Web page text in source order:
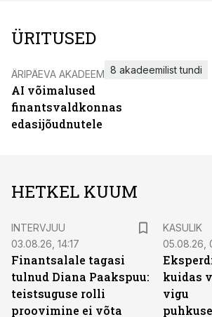
ÜRITUSED
ÄRIPÄEVA AKADEEMIA
AI võimalused
finantsvaldkonnas
edasijõudnutele
8 akadeemilist tundi
HETKEL KUUM
INTERVJUU
03.08.26, 14:17
Finantsalale tagasi
tulnud Diana Paakspuu:
teistsuguse rolli
proovimine ei võta
KASULIK
05.08.26,
kuidas
vigu